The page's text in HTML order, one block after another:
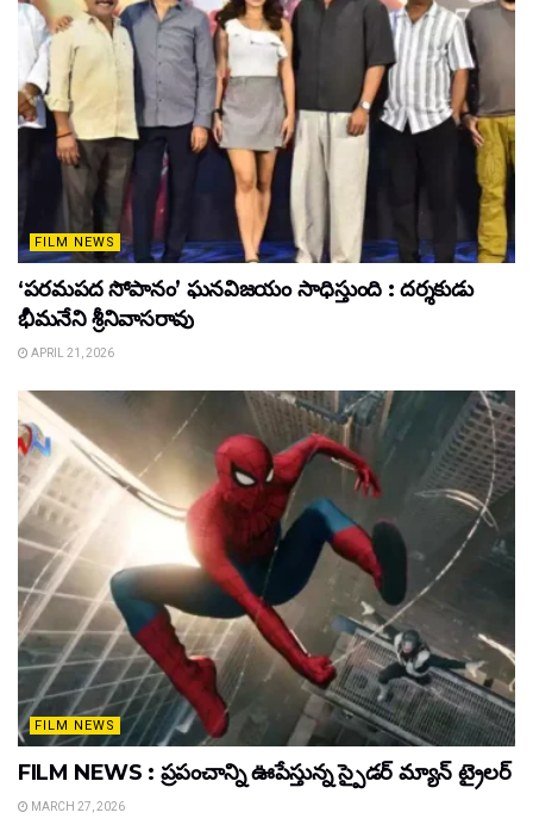
FILM NEWS
‘పరమపద సోపానం’ ఘనవిజయం సాధిస్తుంది : దర్శకుడు
భీమనేని శ్రీనివాసరావు
APRIL 21, 2026
FILM NEWS
FILM NEWS : ప్రపంచాన్ని ఊపేస్తున్న స్పైడర్ మ్యాన్ ట్రైలర్
MARCH 27, 2026